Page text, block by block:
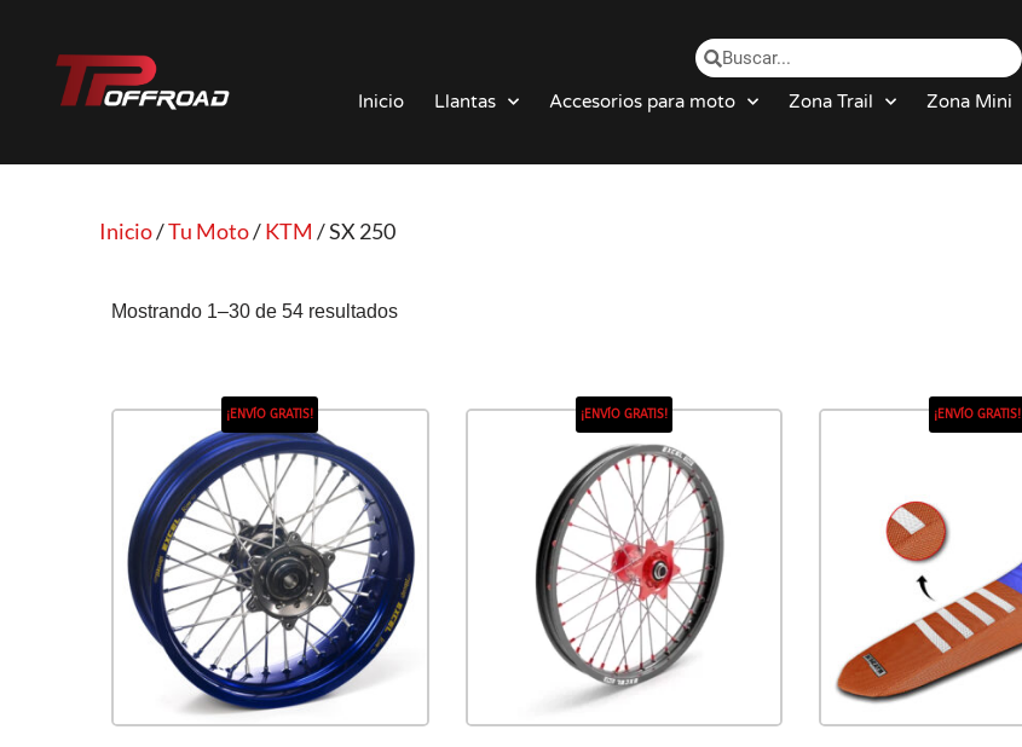
Saltar
Inicio Llantas Accesorios para moto Zona Trail Zona Mini
Inicio/Tu Moto/KTM / SX 250
Mostrando 1–30 de 54 resultados
¡ENVÍO GRATIS! ¡ENVÍO GRATIS! ¡ENVÍO GRATIS!